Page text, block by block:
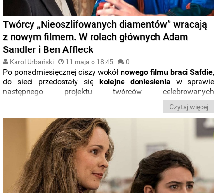
Twórcy „Nieoszlifowanych diamentów” wracają
z nowym filmem. W rolach głównych Adam
Sandler i Ben Affleck
Karol Urbański 11 maja o 18:45 0
Po ponadmiesięcznej ciszy wokół nowego filmu braci Safdie,
do sieci przedostały się kolejne doniesienia w sprawie
następnego projektu twórców celebrowanych
”. Dzięki raportowi serwisu
nazwiska członków obsadyoraz
pierwszy zarys fabułyniezatytułowanego jeszcze projektu.
Czytaj więcej